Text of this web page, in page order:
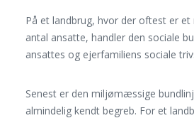
På et landbrug, hvor der oftest er
antal ansatte, handler den sociale
ansattes og ejerfamiliens sociale
Senest er den miljømæssige
almindelig kendt begreb. For et